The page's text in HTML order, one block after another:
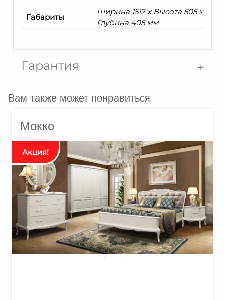
Габариты
Ширина 1512 x Высота 505 x
Глубина 405 мм
Гарантия
Вам также может понравиться
Мокко